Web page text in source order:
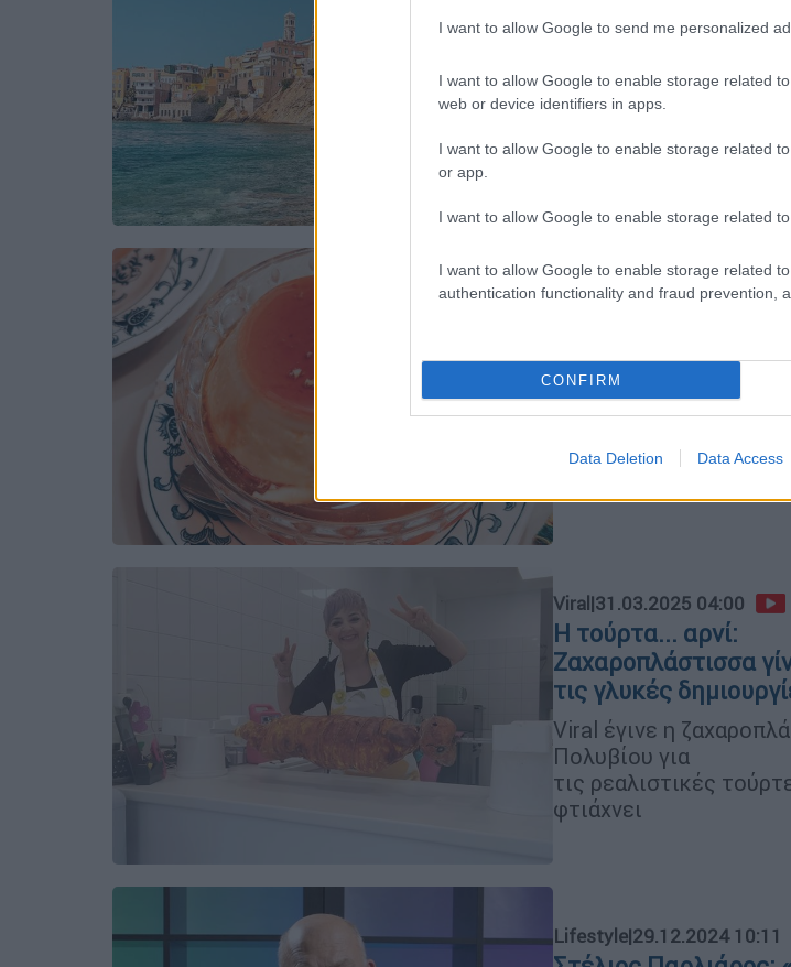
I want to allow Google to send me personalized
I want to allow Google to enable storage related
web or device identifiers in apps.
I want to allow Google to enable storage related
or app.
I want to allow Google to enable storage related
I want to allow Google to enable storage related
authentication functionality and fraud prevention,
CONFIRM
Data Deletion Data Access
Ερμούπολη, 200
Η Σύρος ετοιμάζεται
γλυκιά της ιστορία με
δύο αιώνες από τη
Μελέ – μελέ –
φανταστικές
αγαπημένη κρέμα
Βγάλτε τα κουτάλια,
Viral|31.03.2025 04:00
Η τούρτα... αρνί:
Ζαχαροπλάστισσα
τις γλυκές
Viral έγινε η
Πολυβίου για
τις ρεαλιστικές
φτιάχνει
Lifestyle|29.12.2024 10:11